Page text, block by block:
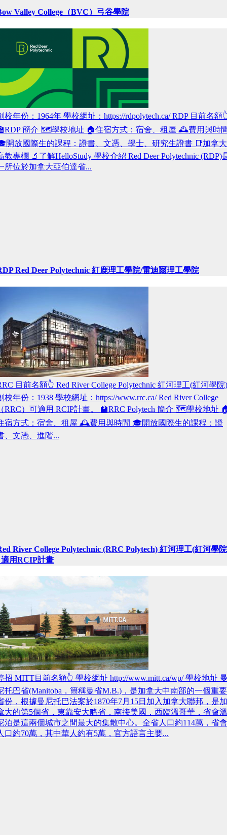
Valley College（BVC）弓谷學院
校年份：1964年 學校網址：https://rdpolytech.ca/ RDP 目前名額
簡介 🗺️學校地址 🏠住宿方式：宿舍、租屋 🕰️費用與時
開放國際生的課程：證書、文憑、學士、研究生證書 📑加拿大
教專欄 🔬了解HelloStudy 學校介紹 Red Deer Polytechnic (RDP)
所位於加拿大亞伯達省...
Red Deer Polytechnic 紅鹿理工學院/雷迪爾理工學院
目前名額👆 Red River College Polytechnic 紅河理工(紅河學院)
校年份：1938 學校網址：https://www.rrc.ca/ Red River College
RRC）可適用 RCIP計畫。 🏫RRC Polytech 簡介 🗺️學校地址
宿方式：宿舍、租屋 🕰️費用與時間 🎓開放國際生的課程：證
、文憑、進階...
River College Polytechnic (RRC Polytech) 紅河理工(紅河學
適用RCIP計畫
招 MITT目前名額👆 學校網址 http://www.mitt.ca/wp/ 學校地址
托巴省(Manitoba，簡稱曼省M.B.)，是加拿大中南部的一個重要
份，根據曼尼托巴法案於1870年7月15日加入加拿大聯邦，是加
大的第5個省，東靠安大略省，南接美國，西臨溫哥華，省會溫
泊是這兩個城市之間最大的集散中心。全省人口約114萬，省會
口約70萬，其中華人約有5萬，官方語言主要...